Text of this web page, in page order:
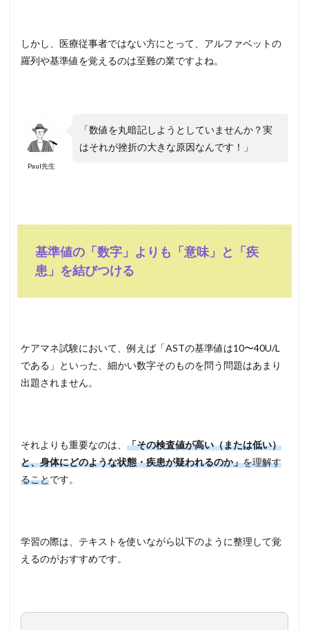
しかし、医療従事者ではない方にとって、アルファベットの
羅列や基準値を覚えるのは至難の業ですよね。
Paul先生
「数値を丸暗記しようとしていませんか？実
はそれが挫折の大きな原因なんです！」
基準値の「数字」よりも「意味」と「疾
患」を結びつける
ケアマネ試験において、例えば「ASTの基準値は10〜40U/L
である」といった、細かい数字そのものを問う問題はあまり
出題されません。
それよりも重要なのは、 「その検査値が高い（または低い）
と、身体にどのような状態・疾患が疑われるのか」を理解す
ることです。
学習の際は、テキストを使いながら以下のように整理して覚
えるのがおすすめです。